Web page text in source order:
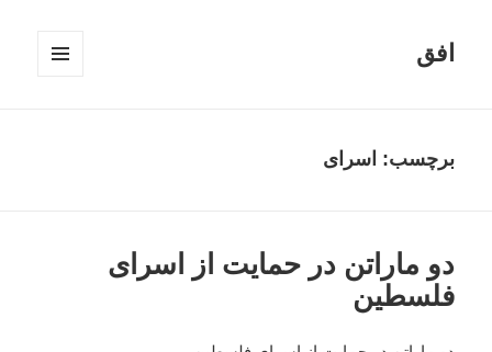
افق
برچسب: اسرای
دو ماراتن در حمایت از اسرای
فلسطین